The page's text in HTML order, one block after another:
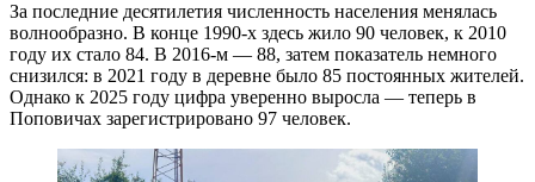
За последние десятилетия численность населения менялась
волнообразно. В конце 1990-х здесь жило 90 человек, к 2010
году их стало 84. В 2016-м — 88, затем показатель немного
снизился: в 2021 году в деревне было 85 постоянных жителей.
Однако к 2025 году цифра уверенно выросла — теперь в
Поповичах зарегистрировано 97 человек.